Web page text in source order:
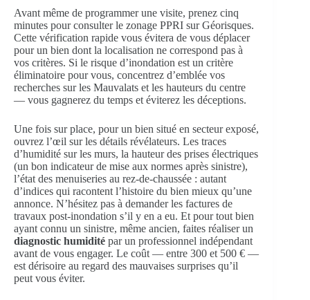
Avant même de programmer une visite, prenez cinq
minutes pour consulter le zonage PPRI sur Géorisques.
Cette vérification rapide vous évitera de vous déplacer
pour un bien dont la localisation ne correspond pas à
vos critères. Si le risque d’inondation est un critère
éliminatoire pour vous, concentrez d’emblée vos
recherches sur les Mauvalats et les hauteurs du centre
— vous gagnerez du temps et éviterez les déceptions.
Une fois sur place, pour un bien situé en secteur exposé,
ouvrez l’œil sur les détails révélateurs. Les traces
d’humidité sur les murs, la hauteur des prises électriques
(un bon indicateur de mise aux normes après sinistre),
l’état des menuiseries au rez-de-chaussée : autant
d’indices qui racontent l’histoire du bien mieux qu’une
annonce. N’hésitez pas à demander les factures de
travaux post-inondation s’il y en a eu. Et pour tout bien
ayant connu un sinistre, même ancien, faites réaliser un
diagnostic humidité par un professionnel indépendant
avant de vous engager. Le coût — entre 300 et 500 € —
est dérisoire au regard des mauvaises surprises qu’il
peut vous éviter.